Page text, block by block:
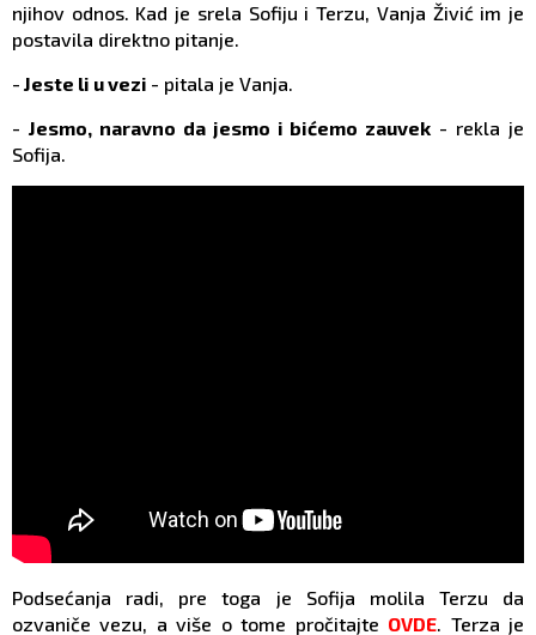
njihov odnos. Kad je srela Sofiju i Terzu, Vanja Živić im je
postavila direktno pitanje.
- Jeste li u vezi - pitala je Vanja.
- Jesmo, naravno da jesmo i bićemo zauvek - rekla je
Sofija.
Podsećanja radi, pre toga je Sofija molila Terzu da
ozvaniče vezu, a više o tome pročitajte OVDE. Terza je